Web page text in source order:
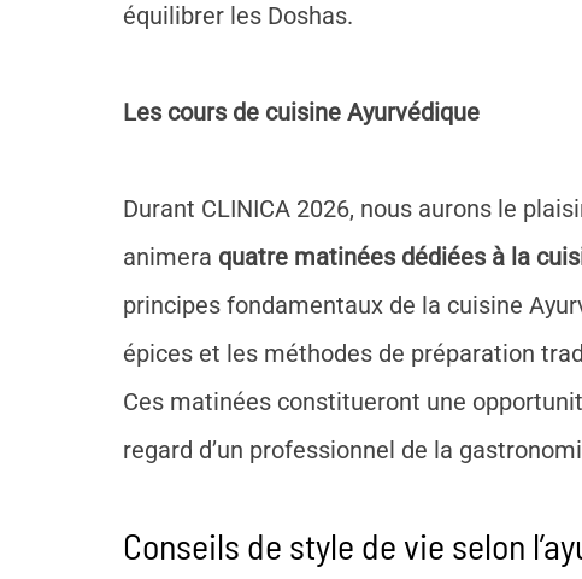
équilibrer les Doshas.
Les cours de cuisine Ayurvédique
Durant CLINICA 2026, nous aurons le
animera quatre matinées dédiées à la
principes fondamentaux de la cuisine
épices et les méthodes de préparation
Ces matinées constitueront une
regard d’un professionnel de la
Conseils de style de vie selon